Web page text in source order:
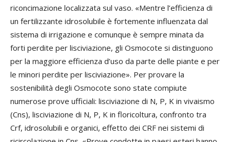
riconcimazione localizzata sul vaso. «Mentre l’efficienza di
un fertilizzante idrosolubile è fortemente influenzata dal
sistema di irrigazione e comunque è sempre minata da
forti perdite per lisciviazione, gli Osmocote si distinguono
per la maggiore efficienza d’uso da parte delle piante e per
le minori perdite per lisciviazione». Per provare la
sostenibilità degli Osmocote sono state compiute
numerose prove ufficiali: lisciviazione di N, P, K in vivaismo
(Cns), lisciviazione di N, P, K in floricoltura, confronto tra
Crf, idrosolubili e organici, effetto dei CRF nei sistemi di